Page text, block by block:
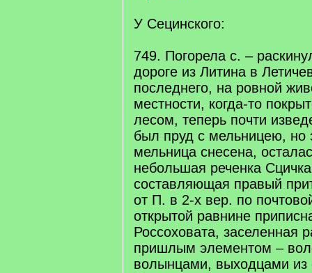
У Сецинского:
749. Погорела с. –
дороге из Литина в
последнего, на ровной
местности, когда-то
лесом, теперь почти
был пруд с мельницею, но
мельница снесена,
небольшая реченка
составляющая правый
от П. в 2-х вер. по
открытой равнине
Россоховата, заселенная
пришлым элементом –
волынцами, выходцами из